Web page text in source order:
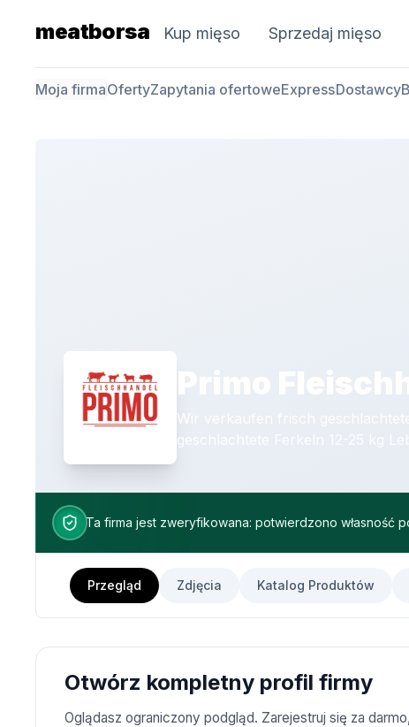
meatborsa Kup mięso Sprzedaj mięso
Moja firmaOfertyZapytania ofertoweExpressDostawcy
Primo
Wir verkaufen frisch geschlachtetes
geschlachtete Ferkeln 12-25 kg Lebendige
Ta firma jest zweryfikowana: potwierdzono własność
Przegląd Zdjęcia Katalog Produktów
Otwórz kompletny profil firmy
Oglądasz ograniczony podgląd. Zarejestruj się za